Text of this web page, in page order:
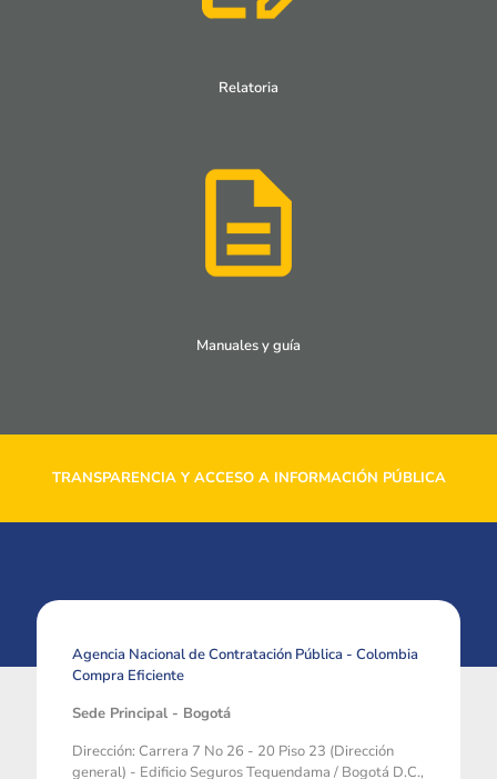
Relatoria
Manuales y guía
TRANSPARENCIA Y ACCESO A INFORMACIÓN PÚBLICA
Agencia Nacional de Contratación Pública - Colombia
Compra Eficiente
Sede Principal - Bogotá
Dirección: Carrera 7 No 26 - 20 Piso 23 (Dirección
general) - Edificio Seguros Tequendama / Bogotá D.C.,